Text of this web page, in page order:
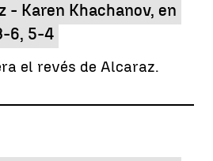
- Karen Khachanov, en
6, 5-4
el revés de Alcaraz.